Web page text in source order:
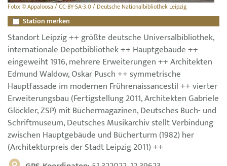
Foto: © Appaloosa / CC-BY-SA-3.0 / Deutsche Nationalbibliothek Leipzig
Station merken
Standort Leipzig ++ größte deutsche Universalbibliothek,
internationale Depotbibliothek ++ Hauptgebäude ++
eingeweiht 1916, mehrere Erweiterungen ++ Architekten
Edmund Waldow, Oskar Pusch ++ symmetrische
Hauptfassade im modernen Frührenaissancestil ++ vierter
Erweiterungsbau (Fertigstellung 2011, Architekten Gabriele
Glöckler, ZSP) mit Büchermagazinen, Deutsches Buch- und
Schriftmuseum, Deutsches Musikarchiv stellt Verbindung
zwischen Hauptgebäude und Bücherturm (1982) her
(Architekturpreis der Stadt Leipzig 2011) ++